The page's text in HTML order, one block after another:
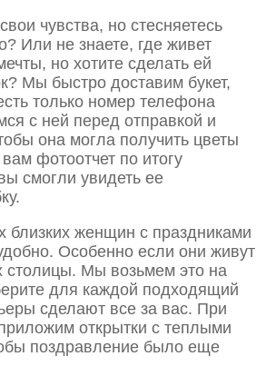
чувства, но стесняетесь
Или не знаете, где живет
но хотите сделать ей
Мы быстро доставим букет,
только номер телефона
с ней перед отправкой и
она могла получить цветы
фотоотчет по итогу
смогли увидеть ее
близких женщин с праздниками
Особенно если они живут
столицы. Мы возьмем это на
для каждой подходящий
сделают все за вас. При
открытки с теплыми
поздравление было еще